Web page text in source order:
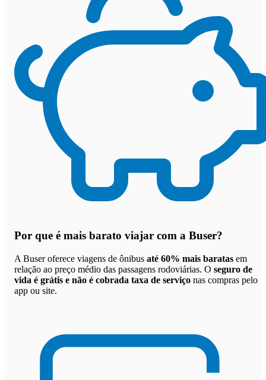
Por que é mais barato viajar com a Buser?
A Buser oferece viagens de ônibus até 60% mais baratas em
relação ao preço médio das passagens rodoviárias. O seguro de
vida é grátis e não é cobrada taxa de serviço nas compras pelo
app ou site.